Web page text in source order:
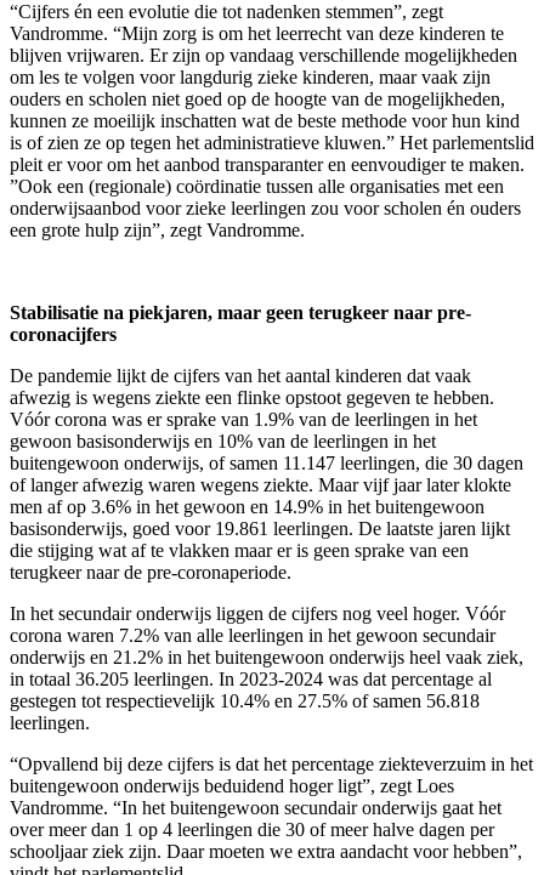
“Cijfers én een evolutie die tot nadenken stemmen”, zegt
Vandromme. “Mijn zorg is om het leerrecht van deze kinderen te
blijven vrijwaren. Er zijn op vandaag verschillende mogelijkheden
om les te volgen voor langdurig zieke kinderen, maar vaak zijn
ouders en scholen niet goed op de hoogte van de mogelijkheden,
kunnen ze moeilijk inschatten wat de beste methode voor hun kind
is of zien ze op tegen het administratieve kluwen.” Het parlementslid
pleit er voor om het aanbod transparanter en eenvoudiger te maken.
”Ook een (regionale) coördinatie tussen alle organisaties met een
onderwijsaanbod voor zieke leerlingen zou voor scholen én ouders
een grote hulp zijn”, zegt Vandromme.
Stabilisatie na piekjaren, maar geen terugkeer naar pre-
coronacijfers
De pandemie lijkt de cijfers van het aantal kinderen dat vaak
afwezig is wegens ziekte een flinke opstoot gegeven te hebben.
Vóór corona was er sprake van 1.9% van de leerlingen in het
gewoon basisonderwijs en 10% van de leerlingen in het
buitengewoon onderwijs, of samen 11.147 leerlingen, die 30 dagen
of langer afwezig waren wegens ziekte. Maar vijf jaar later klokte
men af op 3.6% in het gewoon en 14.9% in het buitengewoon
basisonderwijs, goed voor 19.861 leerlingen. De laatste jaren lijkt
die stijging wat af te vlakken maar er is geen sprake van een
terugkeer naar de pre-coronaperiode.
In het secundair onderwijs liggen de cijfers nog veel hoger. Vóór
corona waren 7.2% van alle leerlingen in het gewoon secundair
onderwijs en 21.2% in het buitengewoon onderwijs heel vaak ziek,
in totaal 36.205 leerlingen. In 2023-2024 was dat percentage al
gestegen tot respectievelijk 10.4% en 27.5% of samen 56.818
leerlingen.
“Opvallend bij deze cijfers is dat het percentage ziekteverzuim in het
buitengewoon onderwijs beduidend hoger ligt”, zegt Loes
Vandromme. “In het buitengewoon secundair onderwijs gaat het
over meer dan 1 op 4 leerlingen die 30 of meer halve dagen per
schooljaar ziek zijn. Daar moeten we extra aandacht voor hebben”,